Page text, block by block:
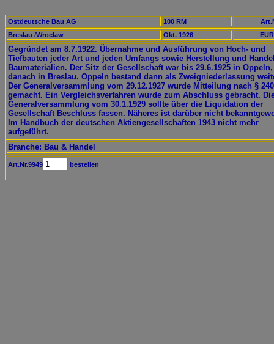
Ostdeutsche Bau AG 100 RM
Breslau /Wroclaw
Okt. 1926
Gegründet am 8.7.1922. Übernahme und Ausführung von Hoch- und
Tiefbauten jeder Art und jeden Umfangs sowie Herstellung und
Baumaterialien. Der Sitz der Gesellschaft war bis 29.6.1925 in Oppeln,
danach in Breslau. Oppeln bestand dann als Zweigniederlassung
Der Generalversammlung vom 29.12.1927 wurde Mitteilung nach §
gemacht. Ein Vergleichsverfahren wurde zum Abschluss gebracht.
Generalversammlung vom 30.1.1929 sollte über die Liquidation der
Gesellschaft Beschluss fassen. Näheres ist darüber nicht
Im Handbuch der deutschen Aktiengesellschaften 1943 nicht mehr
aufgeführt.
Branche: Bau & Handel
Art.Nr.9949 bestellen